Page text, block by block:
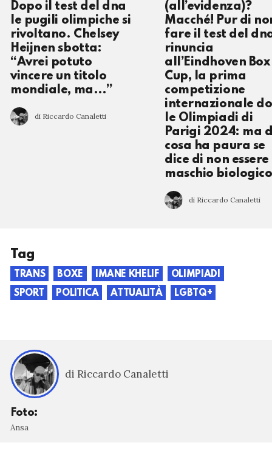
Dopo il test del dna
le pugili olimpiche si
rivoltano. Chelsey
Heijnen sbotta:
“Avrei potuto
vincere un titolo
mondiale, ma…”
di Riccardo Canaletti
(all’evidenza)?
Macché! Pur di
fare il test del
rinuncia
all’Eindhoven Box
Cup, la prima
competizione
internazionale
le Olimpiadi di
Parigi 2024: ma
cosa ha paura se
dice di non essere
maschio
di Riccardo Canaletti
Tag
TRANS BOXE IMANE KHELIF
OLIMPIADI
SPORT
POLITICA ATTUALITÀ LGBTQ+
di Riccardo Canaletti
Foto:
Ansa